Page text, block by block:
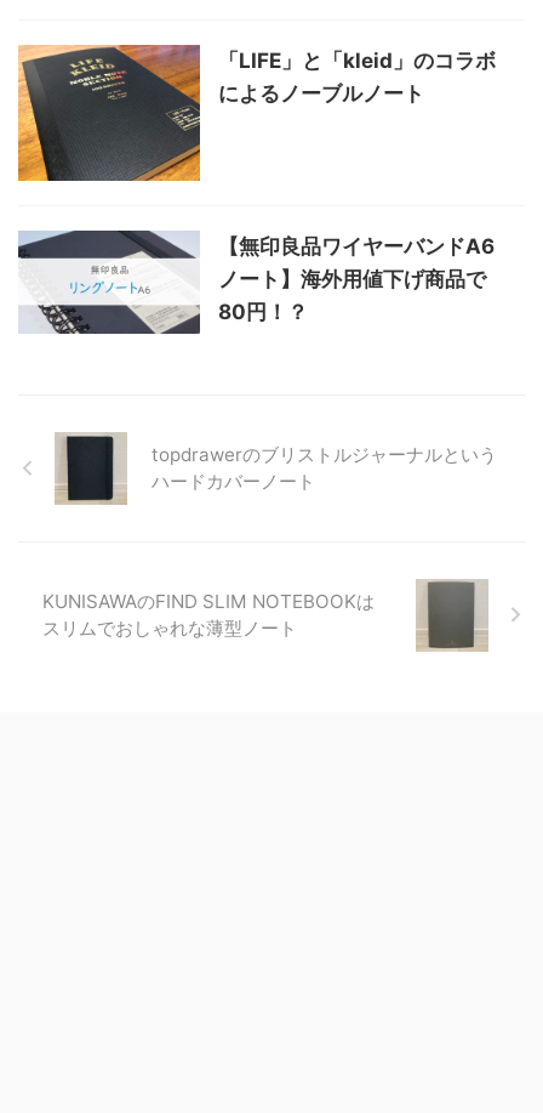
「LIFE」と「kleid」のコラボ
によるノーブルノート
【無印良品ワイヤーバンドA6
ノート】海外用値下げ商品で
80円！？
topdrawerのブリストルジャーナルという
ハードカバーノート
KUNISAWAのFIND SLIM NOTEBOOKは
スリムでおしゃれな薄型ノート